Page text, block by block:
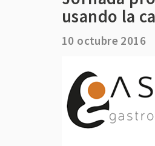
usando la
10 octubre 2016